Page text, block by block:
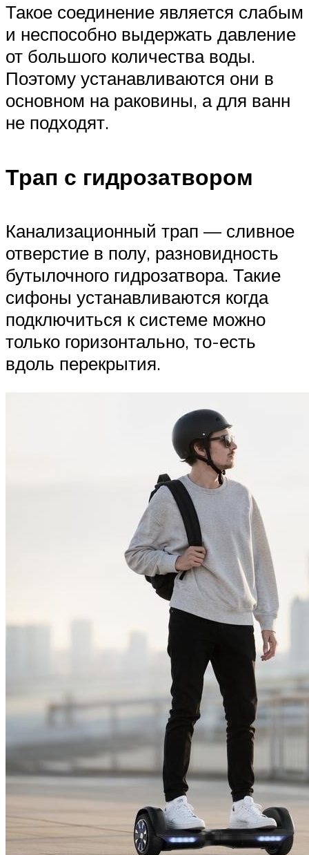
Такое соединение является слабым
и неспособно выдержать давление
от большого количества воды.
Поэтому устанавливаются они в
основном на раковины, а для ванн
не подходят.
Трап с гидрозатвором
Канализационный трап — сливное
отверстие в полу, разновидность
бутылочного гидрозатвора. Такие
сифоны устанавливаются когда
подключиться к системе можно
только горизонтально, то-есть
вдоль перекрытия.